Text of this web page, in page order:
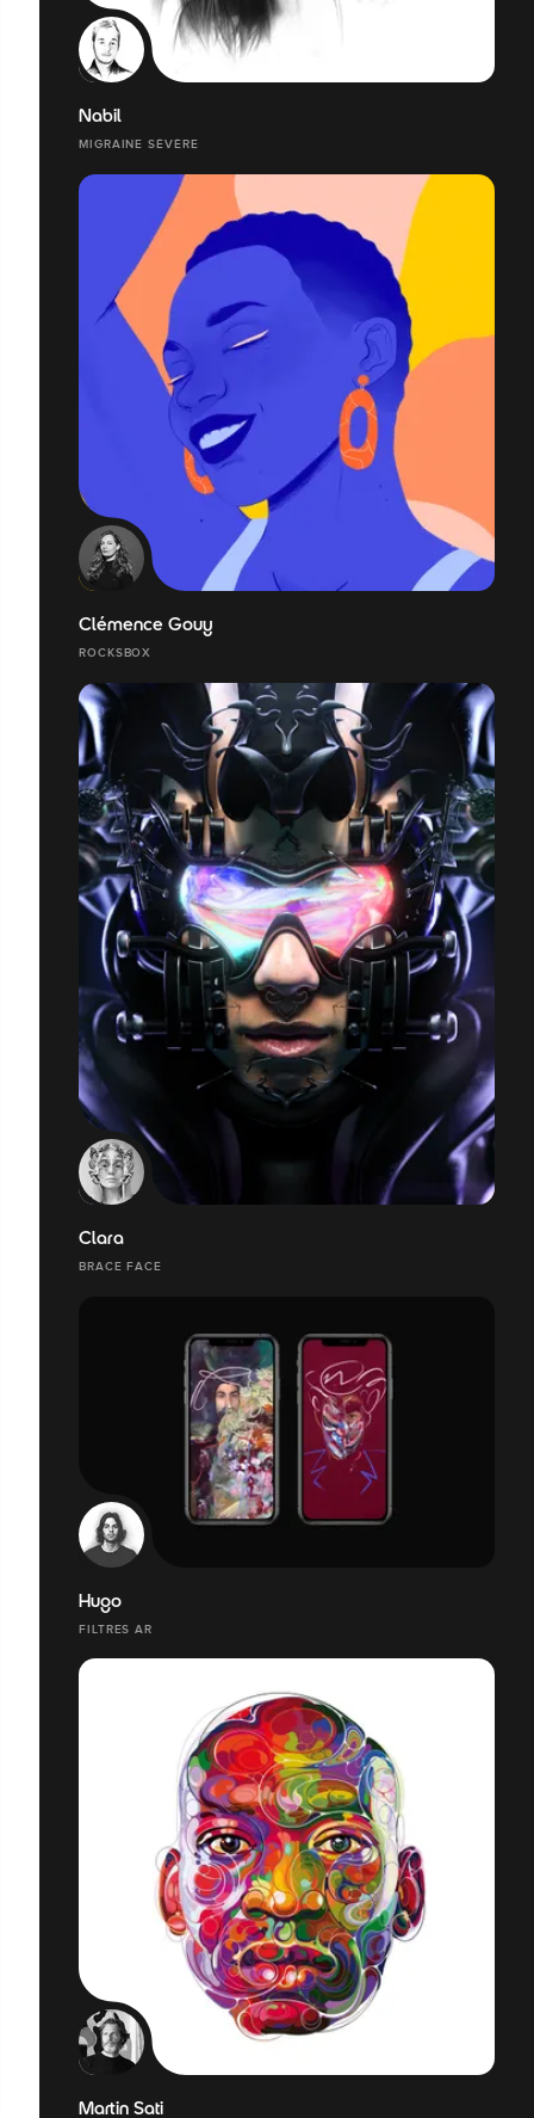
Nabil
MIGRAINE SÉVÈRE
Clémence Gouy
ROCKSBOX
Clara
BRACE FACE
Hugo
FILTRES AR
Martin Sati